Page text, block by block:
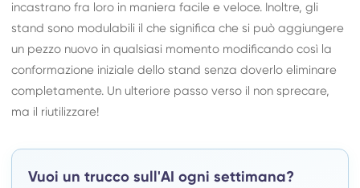
incastrano fra loro in maniera facile e veloce. Inoltre, gli
stand sono modulabili il che significa che si può aggiungere
un pezzo nuovo in qualsiasi momento modificando così la
conformazione iniziale dello stand senza doverlo eliminare
completamente. Un ulteriore passo verso il non sprecare,
ma il riutilizzare!
Vuoi un trucco sull'AI ogni settimana?